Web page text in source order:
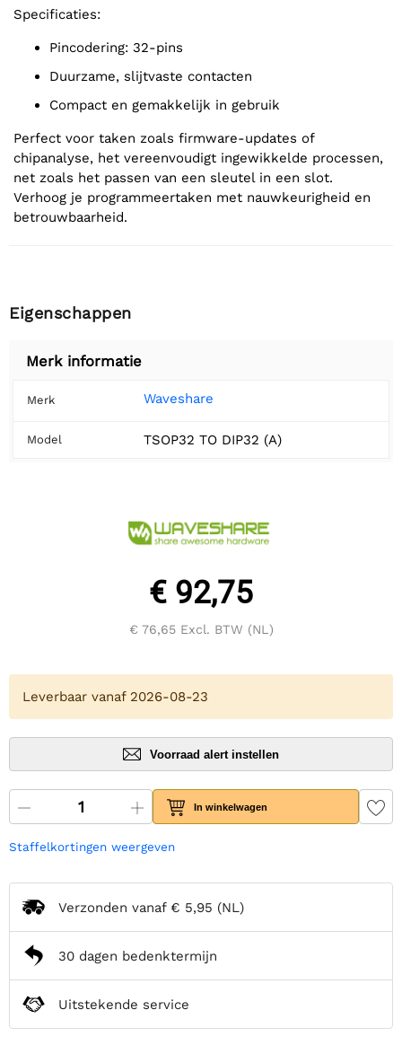
Specificaties:
Pincodering: 32-pins
Duurzame, slijtvaste contacten
Compact en gemakkelijk in gebruik
Perfect voor taken zoals firmware-updates of
chipanalyse, het vereenvoudigt ingewikkelde processen,
net zoals het passen van een sleutel in een slot.
Verhoog je programmeertaken met nauwkeurigheid en
betrouwbaarheid.
Eigenschappen
Merk informatie
Merk Waveshare
Model TSOP32 TO DIP32 (A)
€ 92,75
€ 76,65Excl. BTW (NL)
Leverbaar vanaf 2026-08-23
Voorraad alert instellen
In winkelwagen
Staffelkortingen weergeven
Verzonden vanaf € 5,95 (NL)
30 dagen bedenktermijn
Uitstekende service